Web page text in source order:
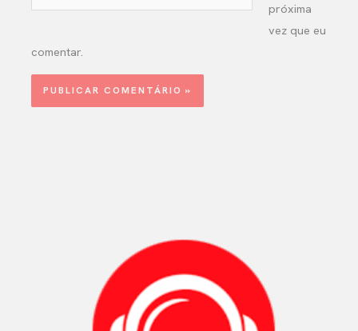
próxima
vez que eu
comentar.